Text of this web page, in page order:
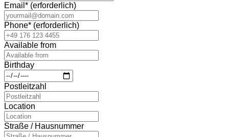
Email * (erforderlich)
Phone* (erforderlich)
Available from
Birthday
Postleitzahl
Location
Straße / Hausnummer